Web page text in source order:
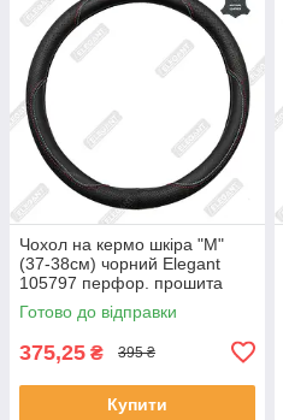
Чохол на кермо шкіра "М"
(37-38см) чорний Elegant
105797 перфор. прошита
ниткою червоно-синя/1 шов
Готово до відправки
375,25 ₴ 395 ₴
Купити